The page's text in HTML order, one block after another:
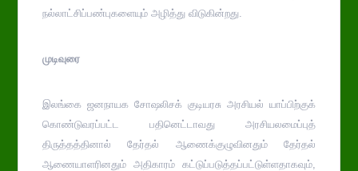
நல்லாட்சிப்பண்புகளையும் அழித்து விடுகின்றது.
முடிவுரை
இலங்கை ஜனநாயக சோஷலிசக் குடியரசு அரசியல் யாப்பிற்குக்
கொண்டுவரப்பட்ட பதினெட்டாவது அரசியலமைப்புத்
திருத்தத்தினால் தேர்தல் ஆணைக்குழுவினதும் தேர்தல்
ஆணையாளரினதும் அதிகாரம் கட்டுப்படுத்தப்பட்டுள்ளதாகவும்,